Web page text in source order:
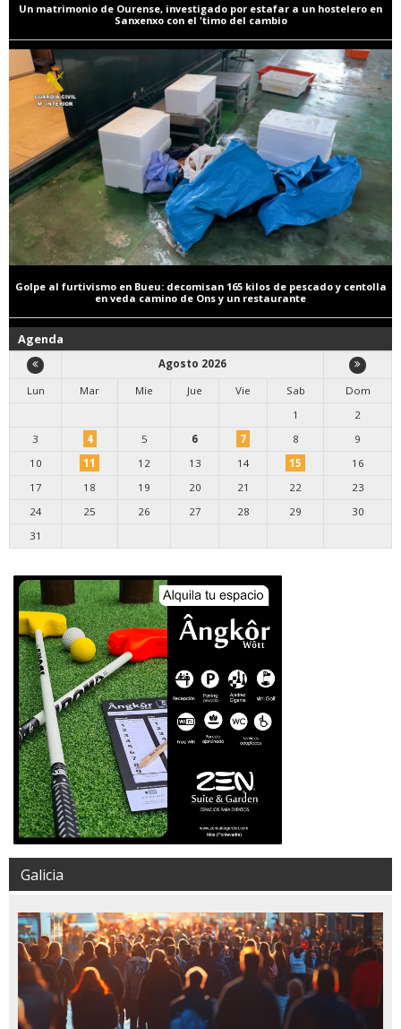
Un matrimonio de Ourense, investigado por estafar a un hostelero en
Sanxenxo con el 'timo del cambio
Golpe al furtivismo en Bueu: decomisan 165 kilos de pescado y centolla
en veda camino de Ons y un restaurante
Agenda
Agosto 2026
Lun
Mar Mie Jue Vie Sab
Dom
1
2
3
4 5 6 7 8
9
10
11 12 13 14 15
16
17
18 19 20 21 22
23
24
25 26 27 28 29
30
31
Galicia